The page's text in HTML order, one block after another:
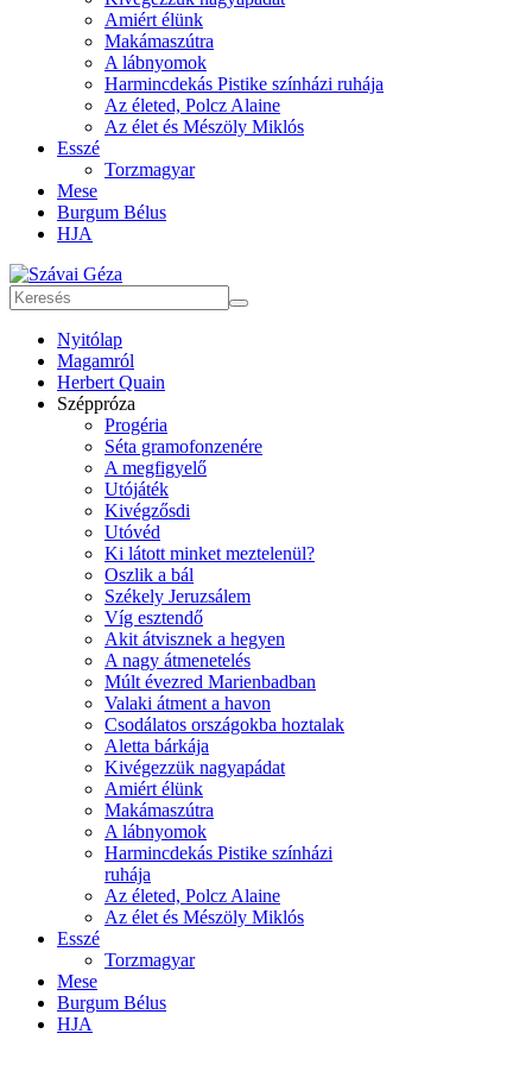
Amiért élünk
Makámaszútra
A lábnyomok
Harmincdekás Pistike színházi ruhája
Az életed, Polcz Alaine
Az élet és Mészöly Miklós
Esszé
Torzmagyar
Mese
Burgum Bélus
HJA
Nyitólap
Magamról
Herbert Quain
Széppróza
Progéria
Séta gramofonzenére
A megfigyelő
Utójáték
Kivégzősdi
Utóvéd
Ki látott minket meztelenül?
Oszlik a bál
Székely Jeruzsálem
Víg esztendő
Akit átvisznek a hegyen
A nagy átmenetelés
Múlt évezred Marienbadban
Valaki átment a havon
Csodálatos országokba hoztalak
Aletta bárkája
Kivégezzük nagyapádat
Amiért élünk
Makámaszútra
A lábnyomok
Harmincdekás Pistike színházi
ruhája
Az életed, Polcz Alaine
Az élet és Mészöly Miklós
Esszé
Torzmagyar
Mese
Burgum Bélus
HJA